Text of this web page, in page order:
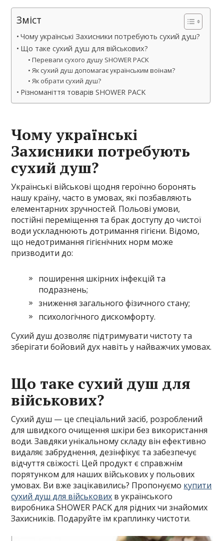
Зміст
Чому українські Захисники потребують сухий душ?
Що таке сухий душ для військових?
Переваги сухого душу SHOWER PACK
Як сухий душ допомагає українським воїнам?
Як обрати сухий душ?
Різноманіття товарів SHOWER PACK
Чому українські
Захисники потребують
сухий душ?
Українські військові щодня героїчно боронять
нашу країну, часто в умовах, які позбавляють
елементарних зручностей. Польові умови,
постійні переміщення та брак доступу до чистої
води ускладнюють дотримання гігієни. Відомо,
що недотримання гігієнічних норм може
призводити до:
поширення шкірних інфекцій та
подразнень;
зниження загального фізичного стану;
психологічного дискомфорту.
Сухий душ дозволяє підтримувати чистоту та
зберігати бойовий дух навіть у найважчих умовах.
Що таке сухий душ для
військових?
Сухий душ — це спеціальний засіб, розроблений
для швидкого очищення шкіри без використання
води. Завдяки унікальному складу він ефективно
видаляє забруднення, дезінфікує та забезпечує
відчуття свіжості. Цей продукт є справжнім
порятунком для наших військових у польових
умовах. Ви вже зацікавились? Пропонуємо купити
сухий душ для військових в українського
виробника SHOWER PACK для рідних чи знайомих
Захисників. Подаруйте їм краплинку чистоти.